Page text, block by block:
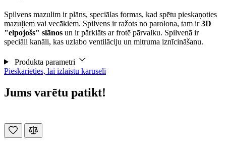
Spilvens mazulim ir plāns, speciālas formas, kad spētu pieskaņoties
mazuļiem vai vecākiem. Spilvens ir ražots no parolona, tam ir3D
"elpojošs" slānos un ir pārklāts ar frotē pārvalku. Spilvenā ir
speciāli kanāli, kas uzlabo ventilāciju un mitruma iznīcināšanu.
Produkta parametri
Pieskarieties, lai izlaistu karuseli
Jums varētu patikt!